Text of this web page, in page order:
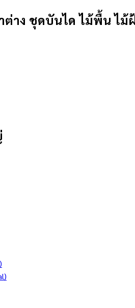
าง ชุดบันได ไม้พื้น ไ